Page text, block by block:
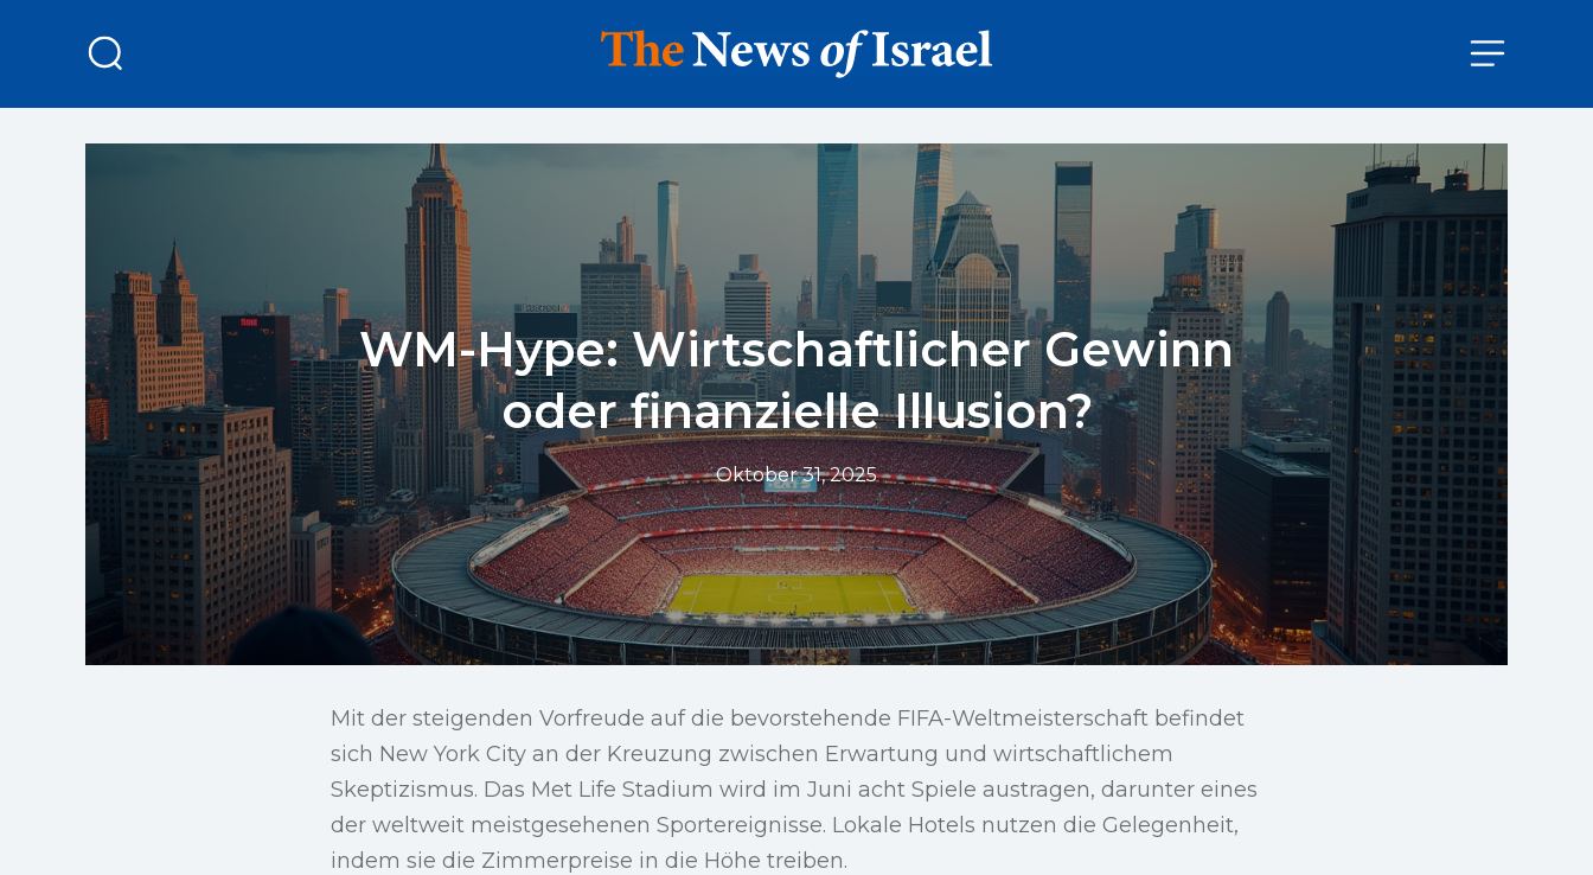
WM-Hype: Wirtschaftlicher Gewinn
oder finanzielle Illusion?
Oktober 31, 2025
Mit der steigenden Vorfreude auf die bevorstehende FIFA-Weltmeisterschaft befindet
sich New York City an der Kreuzung zwischen Erwartung und wirtschaftlichem
Skeptizismus. Das Met Life Stadium wird im Juni acht Spiele austragen, darunter eines
der weltweit meistgesehenen Sportereignisse. Lokale Hotels nutzen die Gelegenheit,
indem sie die Zimmerpreise in die Höhe treiben.